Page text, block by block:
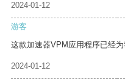
2024-01-12
游客
这款加速器VPM应用程序已经为
2024-01-12